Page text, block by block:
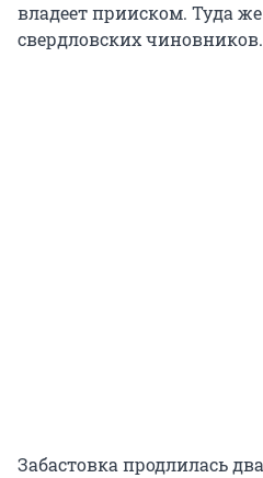
владеет прииском. Туда
свердловских чиновников.
Забастовка продлилась